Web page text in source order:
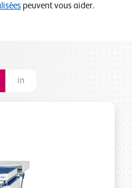
peuvent vous aider.
in